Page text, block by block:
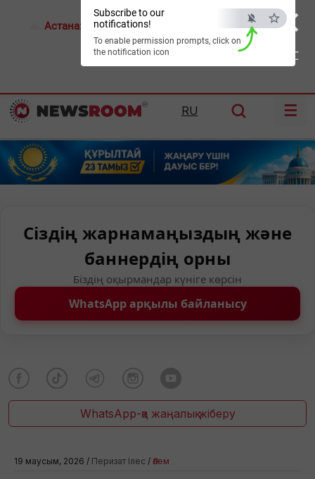
×
ESC
Subscribe to our
notifications!
To enable permission prompts, click on
the notification icon
Астана: 28°C Алматы: Шымкент:37°C
RU ☰
Сіздің жарнамаңыздың және
баннердің орны
Біздің оқырмандар күніге көрсін
WhatsApp арқылы байланысу
WhatsApp-қа жаңалық жіберу
19 маусым, 2026 / Перизат Ілес / Әлем